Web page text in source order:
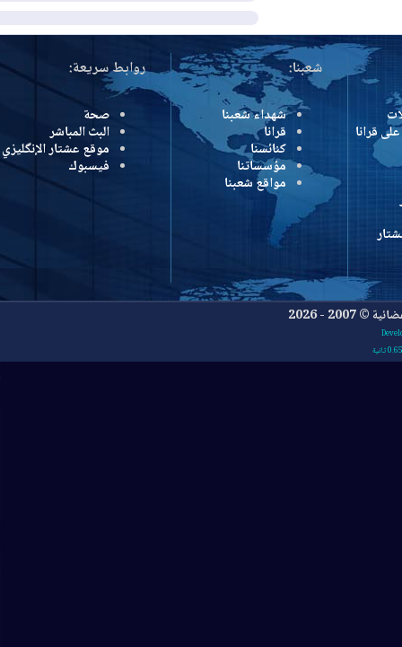
شعبنا:
شهداء شعبنا
قرانا
كنائسنا
مؤسساتنا
مواقع شعبنا
روابط سريعة:
صحة
البث المباشر
موقع عشتار الإنگليزي
فيسبوك
2026